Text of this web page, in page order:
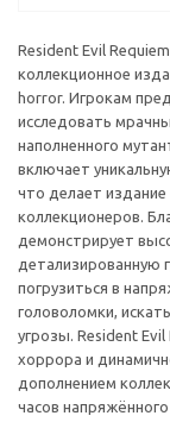
Resident Evil
коллекционное
horror. Игрокам
исследовать
наполненного
включает
что делает
коллекционеров.
демонстрирует
детализированную
погрузиться в
головоломки,
угрозы. Resident
хоррора и
дополнением
часов